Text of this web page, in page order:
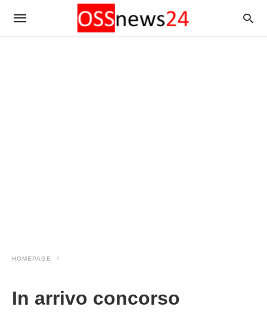
HOMEPAGE
In arrivo concorso